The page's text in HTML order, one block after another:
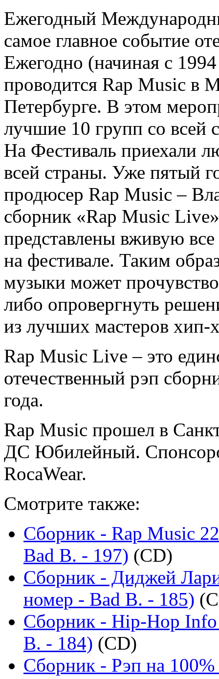
Ежегодный
самое главное событие
Ежегодно (начиная с
проводится Rap Music в
Петербурге. В этом
лучшие 10 групп со всей
На Фестиваль приехали
всей страны. Уже пятый
продюсер Rap Music –
сборник «Rap Music
представлены вживую
на фестивале. Таким
музыки может
либо опровергнуть
из лучших мастеров хип-
Rap Music Live – это
отечественный рэп
года.
Rap Music прошел в
ДС Юбилейный.
RocaWear.
Смотрите также:
Сборник - Rap Music
Bad B. - 197) (CD)
Сборник - Диджей
номер - Bad B. - 185)
Сборник - Hip-Hop
B. - 184) (CD)
Сборник - Рэп на